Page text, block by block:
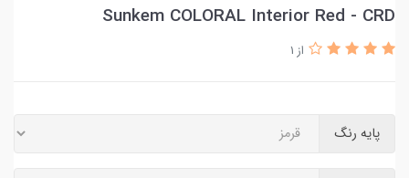
Sunkem COLORAL Interior Red - CRD
از 1
پایه رنگ